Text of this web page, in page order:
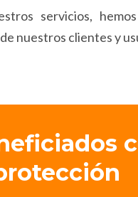
servicios,
nuestros clientes y